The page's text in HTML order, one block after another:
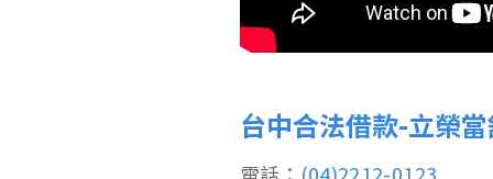
台中合法借款-立榮